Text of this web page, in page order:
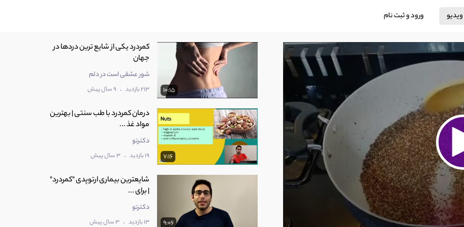
ویدیو ورود و ثبت نام
10:15
‫کمردرد یکی از شایع ترین دردها در
شور عشقی است در دلم
213 بازدید . 9 سال پیش
7:16
درمان کمردرد با طب سنتی | بهترین
مواد غذ ...
دکترتو
19 بازدید . 3 سال پیش
9:06
شایعترین بیماری ارتوپدی "کمردرد"
| برای ...
دکترتو
13 بازدید . 3 سال پیش